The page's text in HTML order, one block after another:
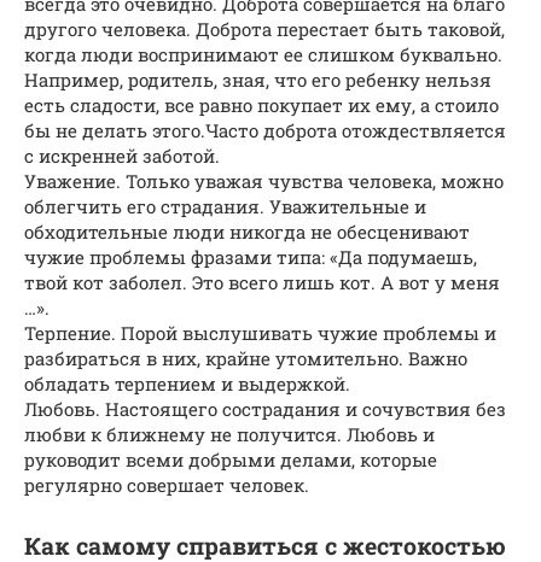
другого человека. Доброта перестает быть таковой,
когда люди воспринимают ее слишком буквально.
Например, родитель, зная, что его ребенку нельзя
есть сладости, все равно покупает их ему, а стоило
бы не делать этого.Часто доброта отождествляется
с искренней заботой.
Уважение. Только уважая чувства человека, можно
облегчить его страдания. Уважительные и
обходительные люди никогда не обесценивают
чужие проблемы фразами типа: «Да подумаешь,
твой кот заболел. Это всего лишь кот. А вот у меня
…».
Терпение. Порой выслушивать чужие проблемы и
разбираться в них, крайне утомительно. Важно
обладать терпением и выдержкой.
Любовь. Настоящего сострадания и сочувствия без
любви к ближнему не получится. Любовь и
руководит всеми добрыми делами, которые
регулярно совершает человек.
Как самому справиться с жестокостью